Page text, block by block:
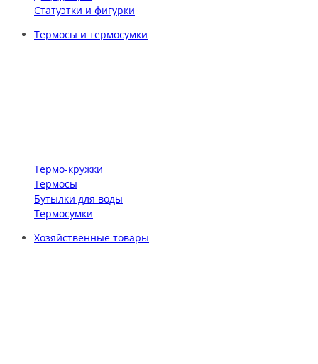
Статуэтки и фигурки
Термосы и термосумки
Термо-кружки
Термосы
Бутылки для воды
Термосумки
Хозяйственные товары